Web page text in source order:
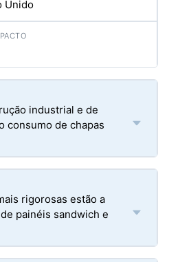
Unido
industrial e de
consumo de chapas
rigorosas estão a
painéis sandwich e